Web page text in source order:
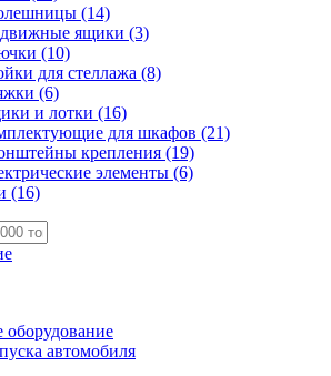
(14)
ящики (3)
(10)
для стеллажа (8)
(6)
и лотки (16)
для шкафов (21)
крепления (19)
элементы (6)
(16)
оборудование
автомобиля